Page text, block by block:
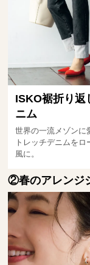
ISKO裾折り返
ニム
世界の一流メゾンに
トレッチデニムをロ
風に。
②春のアレンジ